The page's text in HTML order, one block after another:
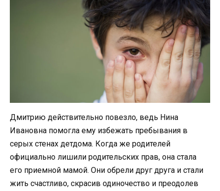
Дмитрию действительно повезло, ведь Нина
Ивановна помогла ему избежать пребывания в
серых стенах детдома. Когда же родителей
официально лишили родительских прав, она стала
его приемной мамой. Они обрели друг друга и стали
жить счастливо, скрасив одиночество и преодолев